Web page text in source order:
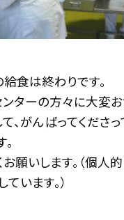
食は終わりです。
ンターの方々に大変
、がんばってくださ
願いします。（個人
います。）